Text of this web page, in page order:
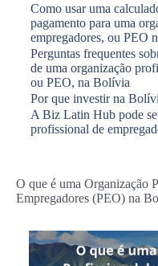
Como usar uma
pagamento para uma
empregadores, ou PEO
Perguntas frequentes
de uma organização
ou PEO, na Bolívia
Por que investir na
A Biz Latin Hub pode
profissional de
O que é uma Organização
Empregadores (PEO) na